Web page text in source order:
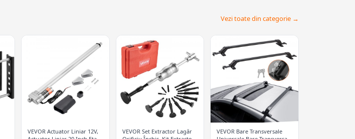
Vezi toate din categorie →
VEVOR Actuator Liniar 12V,
VEVOR Set Extractor Lagăr
VEVOR Bare Transversale